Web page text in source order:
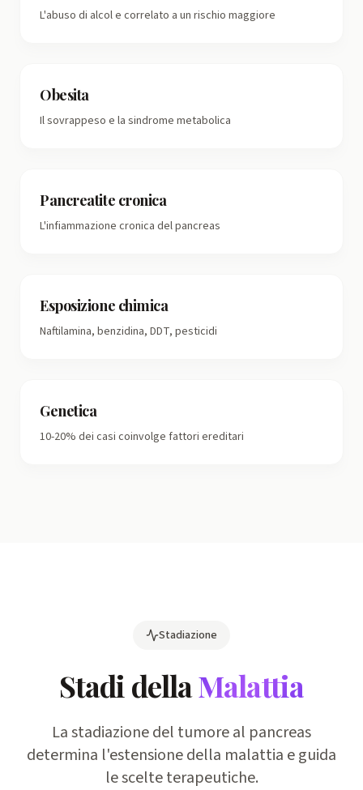
L'abuso di alcol e correlato a un rischio maggiore
Obesita
Il sovrappeso e la sindrome metabolica
Pancreatite cronica
L'infiammazione cronica del pancreas
Esposizione chimica
Naftilamina, benzidina, DDT, pesticidi
Genetica
10-20% dei casi coinvolge fattori ereditari
Stadiazione
Stadi dellaMalattia
La stadiazione del tumore al pancreas
determina l'estensione della malattia e guida
le scelte terapeutiche.